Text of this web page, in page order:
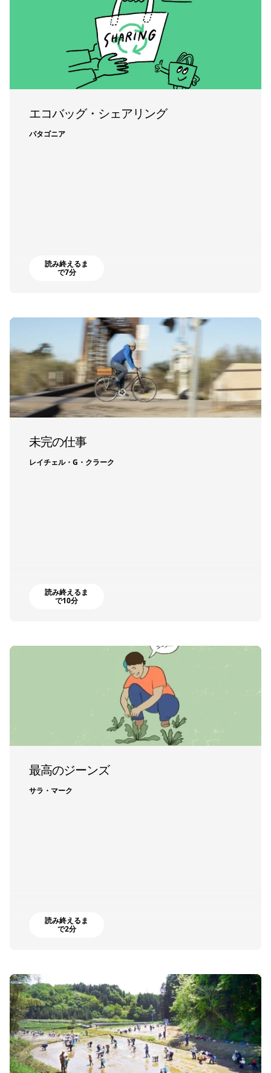
エコバッグ・シェアリング
パタゴニア
読み終えるま
で7分
未完の仕事
レイチェル・G・クラーク
読み終えるま
で10分
最高のジーンズ
サラ・マーク
読み終えるま
で2分